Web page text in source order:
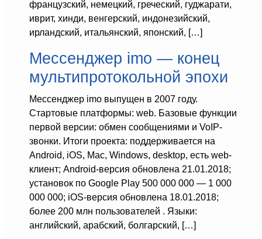
французский, немецкий, греческий, гуджарати,
иврит, хинди, венгерский, индонезийский,
ирландский, итальянский, японский, […]
Мессенджер imo — конец
мультипротокольной эпохи
Мессенджер imo выпущен в 2007 году.
Стартовые платформы: web. Базовые функции
первой версии: обмен сообщениями и VoIP-
звонки. Итоги проекта: поддерживается на
Android, iOS, Mac, Windows, desktop, есть web-
клиент; Android-версия обновлена 21.01.2018;
установок по Google Play 500 000 000 — 1 000
000 000; iOS-версия обновлена 18.01.2018;
более 200 млн пользователей . Языки:
английский, арабский, болгарский, […]